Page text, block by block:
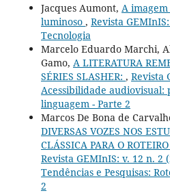
Jacques Aumont, A
luminoso , Revista
Tecnologia
Marcelo Eduardo Marchi,
Gamo, A LITERATURA
SÉRIES SLASHER: , Revista
Acessibilidade audiovisual:
linguagem - Parte 2
Marcos De Bona de
DIVERSAS VOZES NOS
CLÁSSICA PARA O
Revista GEMInIS: v. 12 n. 2
Tendências e Pesquisas:
2